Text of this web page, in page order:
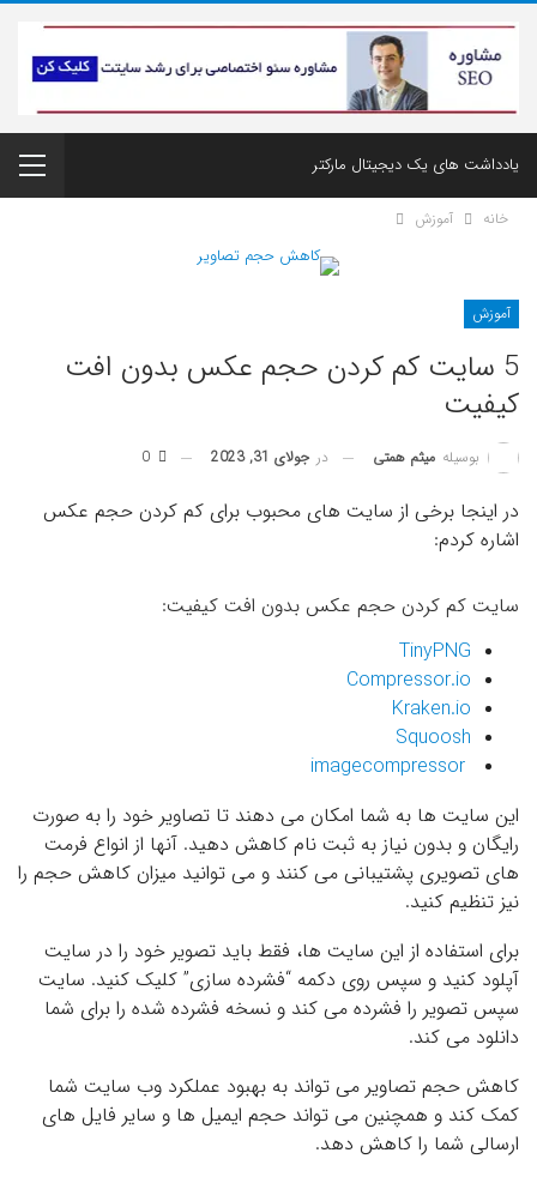
یادداشت های یک دیجیتال مارکتر
خانه آموزش
آموزش
5 سایت کم کردن حجم عکس بدون افت
کیفیت
بوسیله میثم همتی در جولای 31, 2023
در اینجا برخی از سایت های محبوب برای کم کردن حجم عکس
اشاره کردم:
سایت كم كردن حجم عکس بدون افت كيفيت:
TinyPNG
Compressor.io
Kraken.io
Squoosh
این سایت ها به شما امکان می دهند تا تصاویر خود را به صورت
رایگان و بدون نیاز به ثبت نام کاهش دهید. آنها از انواع فرمت
های تصویری پشتیبانی می کنند و می توانید میزان کاهش حجم را
نیز تنظیم کنید.
برای استفاده از این سایت ها، فقط باید تصویر خود را در سایت
آپلود کنید و سپس روی دکمه “فشرده سازی” کلیک کنید. سایت
سپس تصویر را فشرده می کند و نسخه فشرده شده را برای شما
دانلود می کند.
کاهش حجم تصاویر می تواند به بهبود عملکرد وب سایت شما
کمک کند و همچنین می تواند حجم ایمیل ها و سایر فایل های
ارسالی شما را کاهش دهد.